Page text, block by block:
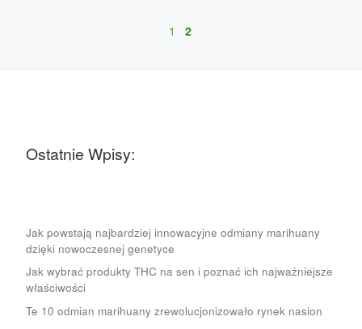
1 2
Ostatnie Wpisy:
Jak powstają najbardziej innowacyjne odmiany marihuany
dzięki nowoczesnej genetyce
Jak wybrać produkty THC na sen i poznać ich najważniejsze
właściwości
Te 10 odmian marihuany zrewolucjonizowało rynek nasion